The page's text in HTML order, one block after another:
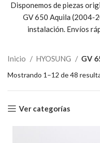
Disponemos de piezas
GV 650 Aquila (2004-
instalación. Envíos
Inicio HYOSUNG GV
Mostrando 1–12 de 48
Ver categorías